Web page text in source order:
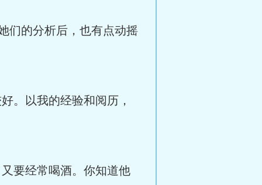
们的分析后，也有点动摇
。以我的经验和阅历，
要经常喝酒。你知道他